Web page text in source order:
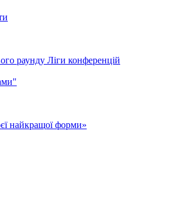
раунду Ліги конференцій
найкращої форми»